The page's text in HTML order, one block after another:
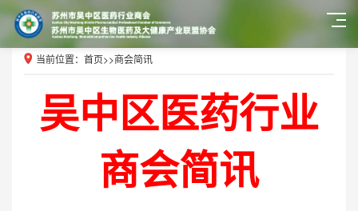
当前位置： 首页>>商会简讯
吴中区医药行业
商会简讯